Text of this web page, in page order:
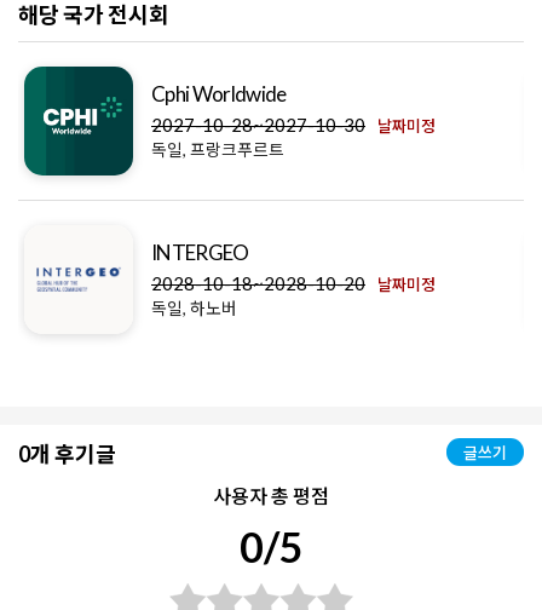
해당 국가 전시회
Cphi Worldwide
2027-10-28~2027-10-30 날짜미정
독일, 프랑크푸르트
INTERGEO
2028-10-18~2028-10-20 날짜미정
독일, 하노버
0개 후기글 글쓰기
사용자 총 평점
0/5